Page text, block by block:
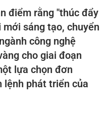
điểm rằng "thúc đẩy
sáng tạo, chuyển
công nghệ
cho giai đoạn
lựa chọn đơn
lệnh phát triển của